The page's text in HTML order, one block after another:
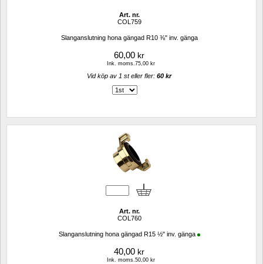
Art. nr.
COL759
Slanganslutning hona gängad R10 ⅜" inv. gänga
60,00 kr
Ink. moms.75,00 kr
Vid köp av 1 st eller fler: 60 kr
Art. nr.
COL760
Slanganslutning hona gängad R15 ½" inv. gänga
40,00 kr
Ink. moms.50,00 kr